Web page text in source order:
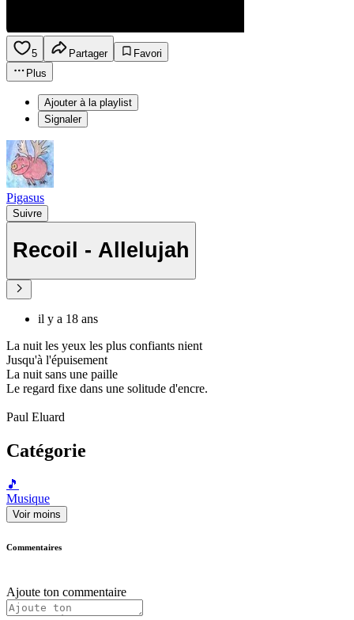
5 Partager
Favori
Plus
Ajouter à la playlist
Signaler
Pigasus
Suivre
Recoil - Allelujah
il y a 18 ans
La nuit les yeux les plus confiants nient
Jusqu'à l'épuisement
La nuit sans une paille
Le regard fixe dans une solitude d'encre.
Paul Eluard
Catégorie
🎵
Musique
Voir moins
Commentaires
Ajoute ton commentaire